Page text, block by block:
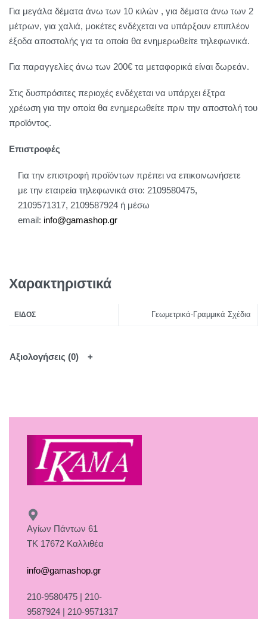
Για μεγάλα δέματα άνω των 10 κιλών , για δέματα άνω των 2
μέτρων, για χαλιά, μοκέτες ενδέχεται να υπάρξουν επιπλέον
έξοδα αποστολής για τα οποία θα ενημερωθείτε τηλεφωνικά.
Για παραγγελίες άνω των 200€ τα μεταφορικά είναι δωρεάν.
Στις δυσπρόσιτες περιοχές ενδέχεται να υπάρχει έξτρα
χρέωση για την οποία θα ενημερωθείτε πριν την αποστολή του
προϊόντος.
Επιστροφές
Για την επιστροφή προϊόντων πρέπει να επικοινωνήσετε
με την εταιρεία τηλεφωνικά στο: 2109580475,
2109571317, 2109587924 ή μέσω
email: info@gamashop.gr
Χαρακτηριστικά
ΕΊΔΟΣ Γεωμετρικά-Γραμμικά Σχέδια
Αξιολογήσεις (0)
Αγίων Πάντων 61
ΤΚ 17672 Καλλιθέα
info@gamashop.gr
210-9580475 | 210-
9587924 | 210-9571317